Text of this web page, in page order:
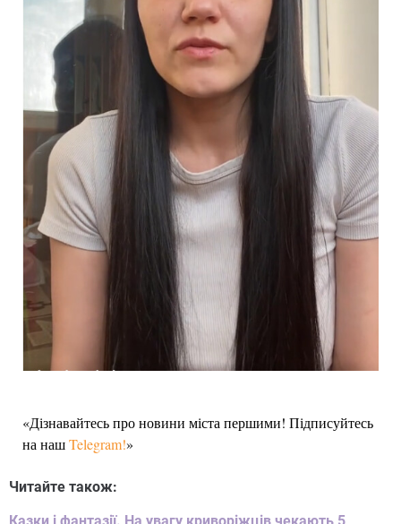
«Дізнавайтесь про новини міста першими! Підписуйтесь
на нашTelegram!»
Читайте також:
Казки і фантазії. На увагу криворіжців чекають 5